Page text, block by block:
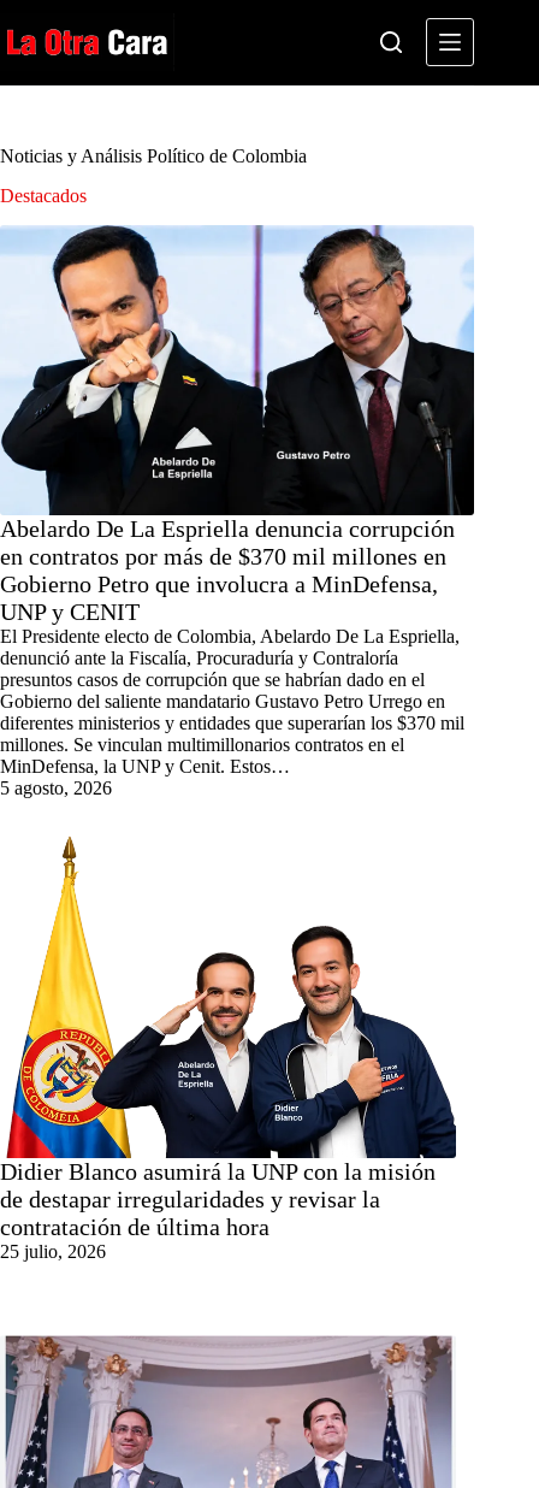
al
contenido
Noticias y Análisis Político de Colombia
Destacados
Abelardo De La Espriella denuncia corrupción
en contratos por más de $370 mil millones en
Gobierno Petro que involucra a MinDefensa,
UNP y CENIT
El Presidente electo de Colombia, Abelardo De La Espriella,
denunció ante la Fiscalía, Procuraduría y Contraloría
presuntos casos de corrupción que se habrían dado en el
Gobierno del saliente mandatario Gustavo Petro Urrego en
diferentes ministerios y entidades que superarían los $370 mil
millones. Se vinculan multimillonarios contratos en el
MinDefensa, la UNP y Cenit. Estos…
5 agosto, 2026
Didier Blanco asumirá la UNP con la misión
de destapar irregularidades y revisar la
contratación de última hora
25 julio, 2026